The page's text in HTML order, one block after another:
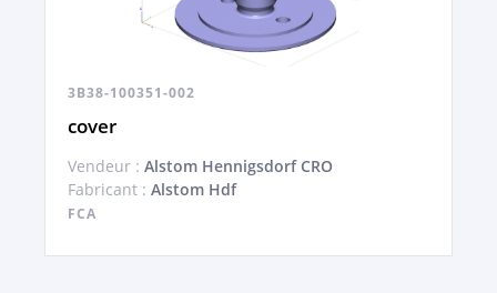
3B38-100351-002
cover
Vendeur : Alstom Hennigsdorf CRO
Fabricant : Alstom Hdf
FCA